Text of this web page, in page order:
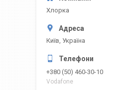
Хлорка
Київ, Україна
+380 (50) 460-30-10
Vodafone